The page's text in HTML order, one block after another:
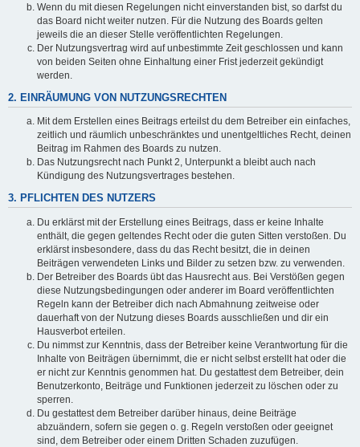
Wenn du mit diesen Regelungen nicht einverstanden bist, so darfst du
das Board nicht weiter nutzen. Für die Nutzung des Boards gelten
jeweils die an dieser Stelle veröffentlichten Regelungen.
Der Nutzungsvertrag wird auf unbestimmte Zeit geschlossen und kann
von beiden Seiten ohne Einhaltung einer Frist jederzeit gekündigt
werden.
2. EINRÄUMUNG VON NUTZUNGSRECHTEN
Mit dem Erstellen eines Beitrags erteilst du dem Betreiber ein einfaches,
zeitlich und räumlich unbeschränktes und unentgeltliches Recht, deinen
Beitrag im Rahmen des Boards zu nutzen.
Das Nutzungsrecht nach Punkt 2, Unterpunkt a bleibt auch nach
Kündigung des Nutzungsvertrages bestehen.
3. PFLICHTEN DES NUTZERS
Du erklärst mit der Erstellung eines Beitrags, dass er keine Inhalte
enthält, die gegen geltendes Recht oder die guten Sitten verstoßen. Du
erklärst insbesondere, dass du das Recht besitzt, die in deinen
Beiträgen verwendeten Links und Bilder zu setzen bzw. zu verwenden.
Der Betreiber des Boards übt das Hausrecht aus. Bei Verstößen gegen
diese Nutzungsbedingungen oder anderer im Board veröffentlichten
Regeln kann der Betreiber dich nach Abmahnung zeitweise oder
dauerhaft von der Nutzung dieses Boards ausschließen und dir ein
Hausverbot erteilen.
Du nimmst zur Kenntnis, dass der Betreiber keine Verantwortung für die
Inhalte von Beiträgen übernimmt, die er nicht selbst erstellt hat oder die
er nicht zur Kenntnis genommen hat. Du gestattest dem Betreiber, dein
Benutzerkonto, Beiträge und Funktionen jederzeit zu löschen oder zu
sperren.
Du gestattest dem Betreiber darüber hinaus, deine Beiträge
abzuändern, sofern sie gegen o. g. Regeln verstoßen oder geeignet
sind, dem Betreiber oder einem Dritten Schaden zuzufügen.